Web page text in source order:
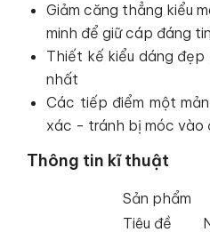
Giảm căng thẳng kiểu
minh để giữ cáp đáng
Thiết kế kiểu dáng
nhất
Các tiếp điểm một
xác - tránh bị móc vào
Thông tin kĩ thuật
Sản phẩm
Tiêu đề